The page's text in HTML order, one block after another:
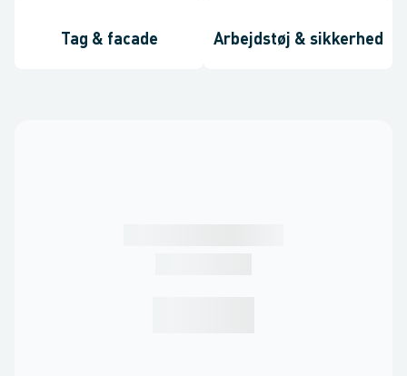
Tag & facade Arbejdstøj & sikkerhed